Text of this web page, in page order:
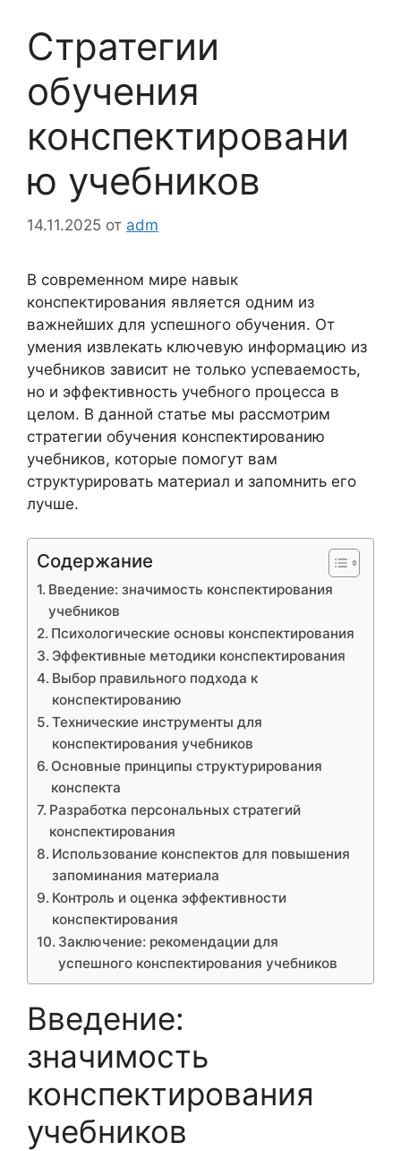
Стратегии
обучения
конспектировани
ю учебников
14.11.2025 от adm
В современном мире навык
конспектирования является одним из
важнейших для успешного обучения. От
умения извлекать ключевую информацию из
учебников зависит не только успеваемость,
но и эффективность учебного процесса в
целом. В данной статье мы рассмотрим
стратегии обучения конспектированию
учебников, которые помогут вам
структурировать материал и запомнить его
лучше.
Содержание
Введение: значимость конспектирования
учебников
Психологические основы конспектирования
Эффективные методики конспектирования
Выбор правильного подхода к
конспектированию
Технические инструменты для
конспектирования учебников
Основные принципы структурирования
конспекта
Разработка персональных стратегий
конспектирования
Использование конспектов для повышения
запоминания материала
Контроль и оценка эффективности
конспектирования
Заключение: рекомендации для
успешного конспектирования учебников
Введение:
значимость
конспектирования
учебников